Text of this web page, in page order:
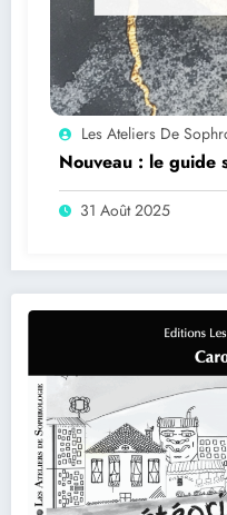
Les Ateliers De
Nouveau : le guide
31 Août 2025